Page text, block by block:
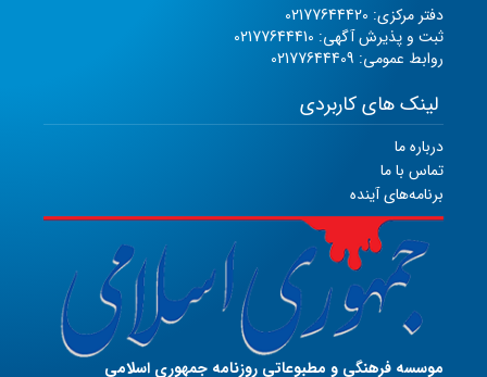
دفتر مرکزی: 02177644420
ثبت و پذیرش آگهی: 02177644410
روابط عمومی: 02177644409
لینک های کاربردی
درباره ما
تماس با ما
برنامه‌های آینده
موسسه فرهنگی و مطبوعاتی روزنامه جمهوری اسلامی